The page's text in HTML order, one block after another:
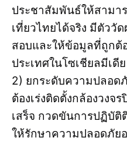
ประชาสัมพันธ์ให้สามา
เที่ยวไทยได้จริง มีตัววั
สอบและให้ข้อมูลที่ถูกต้
ประเทศในโซเชียลมีเดีย
2) ยกระดับความปลอด
ต้องเร่งติดตั้งกล้องวงจ
เสร็จ กวดขันการปฏิบัติ
ให้รักษาความปลอดภัย